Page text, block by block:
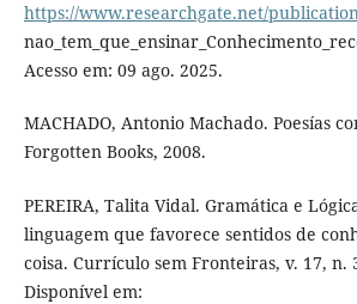
https://www.researchgate.net/publication/
Acesso em: 09 ago. 2025.
MACHADO, Antonio Machado. Poesías
Forgotten Books, 2008.
PEREIRA, Talita Vidal. Gramática e
linguagem que favorece sentidos de
coisa. Currículo sem Fronteiras, v. 17, n.
Disponível em: